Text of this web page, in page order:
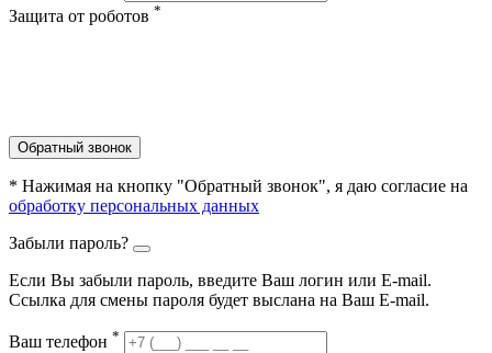
Защита от роботов *
Обратный звонок
* Нажимая на кнопку "Обратный звонок", я даю согласие на
обработку персональных данных
Забыли пароль?
Если Вы забыли пароль, введите Ваш логин или Е-mail.
Ссылка для смены пароля будет выслана на Ваш E-mail.
Ваш телефон *